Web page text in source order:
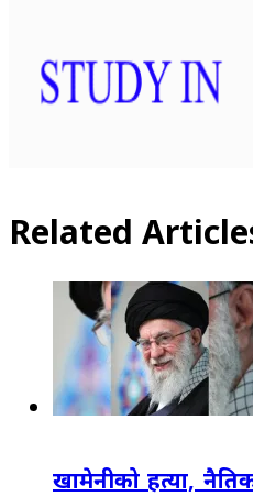
Related
खामेनीको हत्या,